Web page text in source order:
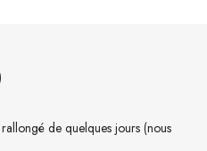
de quelques jours (nous